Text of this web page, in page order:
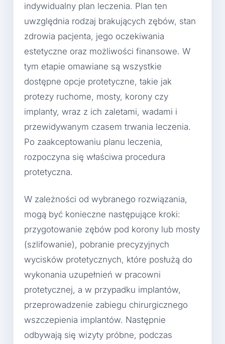
indywidualny plan leczenia. Plan ten
uwzględnia rodzaj brakujących zębów, stan
zdrowia pacjenta, jego oczekiwania
estetyczne oraz możliwości finansowe. W
tym etapie omawiane są wszystkie
dostępne opcje protetyczne, takie jak
protezy ruchome, mosty, korony czy
implanty, wraz z ich zaletami, wadami i
przewidywanym czasem trwania leczenia.
Po zaakceptowaniu planu leczenia,
rozpoczyna się właściwa procedura
protetyczna.
W zależności od wybranego rozwiązania,
mogą być konieczne następujące kroki:
przygotowanie zębów pod korony lub mosty
(szlifowanie), pobranie precyzyjnych
wycisków protetycznych, które posłużą do
wykonania uzupełnień w pracowni
protetycznej, a w przypadku implantów,
przeprowadzenie zabiegu chirurgicznego
wszczepienia implantów. Następnie
odbywają się wizyty próbne, podczas